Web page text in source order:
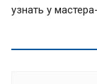
узнать у